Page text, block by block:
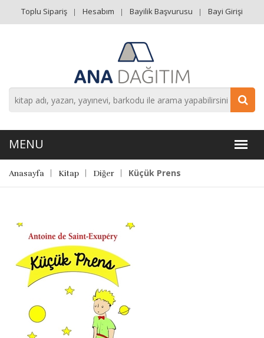
Toplu Sipariş Hesabım Bayilik Başvurusu Bayi Girişi
Anasayfa Kitap Diğer Küçük Prens